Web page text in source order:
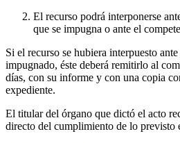
El recurso podrá interponerse
que se impugna o ante el
Si el recurso se hubiera interpuesto
impugnado, éste deberá remitirlo al
días, con su informe y con una copia
expediente.
El titular del órgano que dictó el acto
directo del cumplimiento de lo previsto